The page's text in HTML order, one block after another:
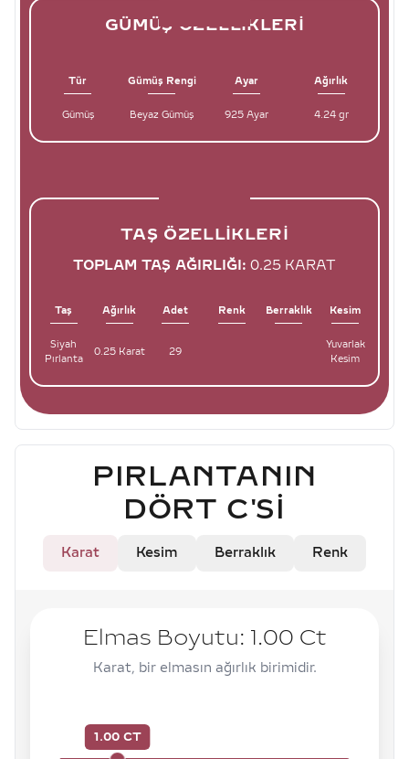
GÜMÜŞ ÖZELLIKLERI
Tür Gümüş Rengi Ayar Ağırlık
Gümüş Beyaz Gümüş 925 Ayar 4.24 gr
TAŞ ÖZELLIKLERI
TOPLAM TAŞ AĞIRLIĞI: 0.25 KARAT
Taş Ağırlık Adet Renk Berraklık Kesim
Siyah
Pırlanta
0.25 Karat 29
Yuvarlak
Kesim
PIRLANTANIN
DÖRT C'SI
Karat Kesim Berraklık Renk
Elmas Boyutu: 1.00 Ct
Karat, bir elmasın ağırlık birimidir.
1.00 CT